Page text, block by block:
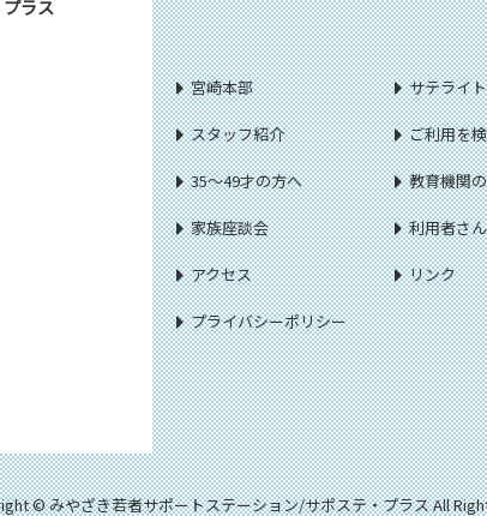
ラス
宮崎本部 サテライ
スタッフ紹介 ご利用を
35～49才の方へ 教育機関
家族座談会 利用者さ
アクセス リンク
プライバシーポリシー
© みやざき若者サポートステーション/サポステ・プラス All